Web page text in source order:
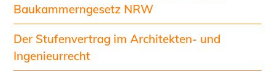
Informationen für Auftraggeber und
Verbraucher
Ingenieursuche (Mitglieder der IK-Bau
NRW)
Baukammerngesetz NRW
Der Stufenvertrag im Architekten- und
Ingenieurrecht